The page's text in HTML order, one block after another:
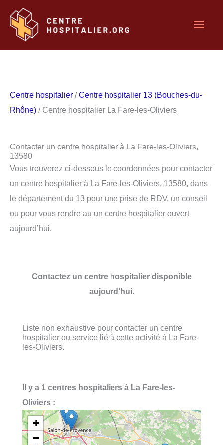
contenu
Centre hospitalier /Centre hospitalier 13 (Bouches-du-
Rhône) / Centre hospitalier La Fare-les-Oliviers
Contacter un centre hospitalier à La Fare-les-Oliviers,
13580
Vous trouverez ci-dessous le coordonnées pour contacter
un centre hospitalier à La Fare-les-Oliviers, 13580, dans
le département du 13 pour une prise de RDV, un conseil
ou pour vous rendre au un centre hospitalier ouvert
aujourd’hui.
Contactez un centre hospitalier disponible
aujourd’hui.
Liste non exhaustive pour contacter un centre
hospitalier ou service lié à cette activité à La Fare-
les-Oliviers.
Il y a 1 centres hospitaliers à La Fare-les-
Oliviers :
+
−